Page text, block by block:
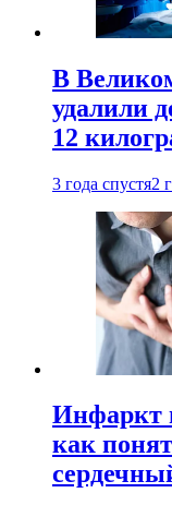
В
удалили
12
3 года спустя2
Инфаркт
как